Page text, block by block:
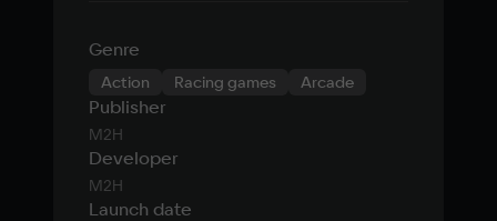
Genre
Action Racing games Arcade
Publisher
M2H
Developer
M2H
Launch date